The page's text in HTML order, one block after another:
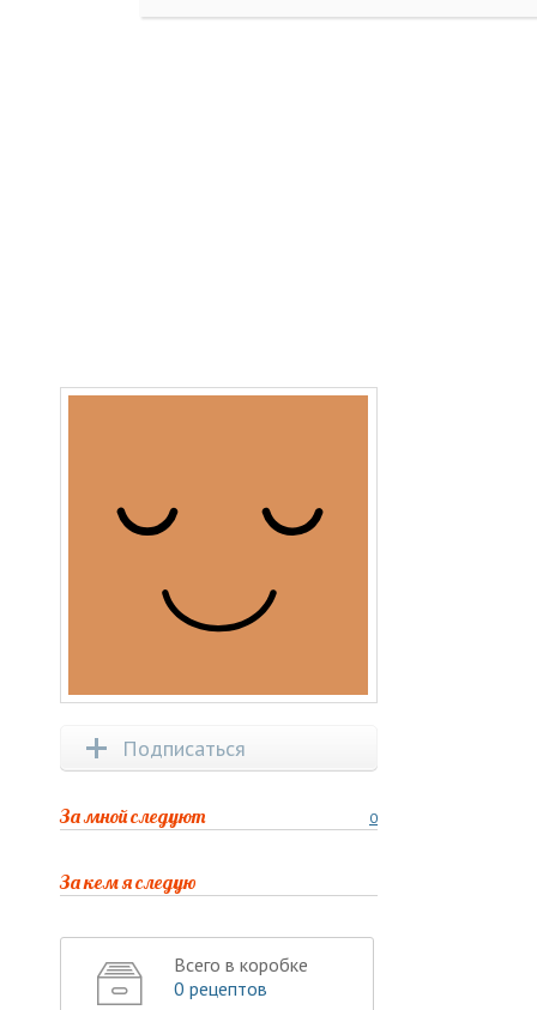
Подписаться
0
За мной следуют
За кем я следую
Всего в коробке
0 рецептов